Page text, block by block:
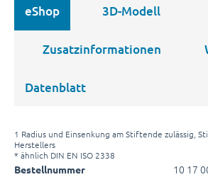
eShop 3D-Modell
Zusatzinformationen
Datenblatt
1 Radius und Einsenkung am Stiftende zulässig,
Herstellers
* ähnlich DIN EN ISO 2338
Bestellnummer 10 17